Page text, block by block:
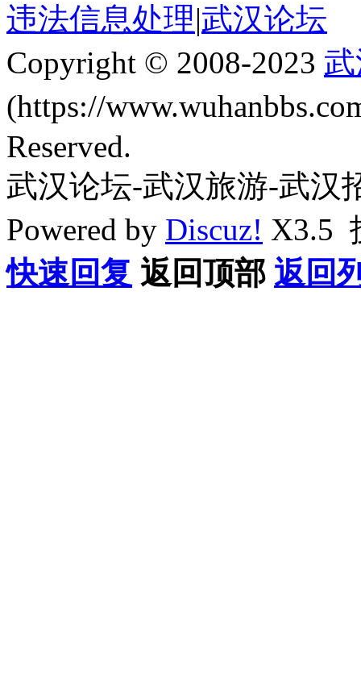
违法信息处理|武汉论坛
Copyright © 2008-2023
(https://
Reserved.
武汉论坛-武汉旅游-武汉
Powered by Discuz! X3.5
快速回复 返回顶部 返回